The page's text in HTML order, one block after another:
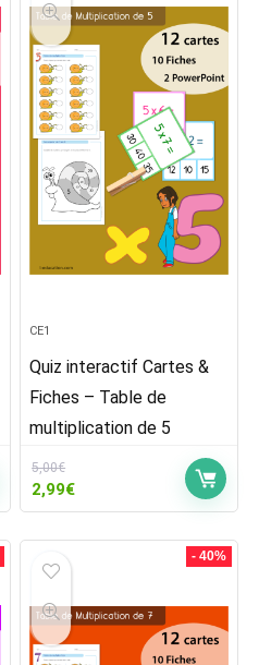
CE1
Quiz interactif Cartes &
Fiches – Table de
multiplication de 5
5,00€
Le
prix
5,00€.
2,99€Le
prix
- 40%